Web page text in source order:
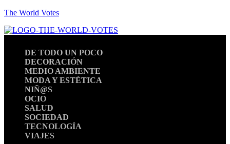
The World Votes
DE TODO UN POCO
DECORACIÓN
MEDIO AMBIENTE
MODA Y ESTÉTICA
NIÑ@S
OCIO
SALUD
SOCIEDAD
TECNOLOGÍA
VIAJES